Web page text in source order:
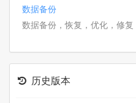
数据备份
数据备份，恢复，优化，修复
历史版本